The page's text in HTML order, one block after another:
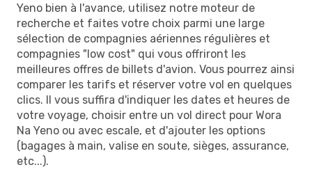
Yeno bien à l'avance, utilisez notre moteur de
recherche et faites votre choix parmi une large
sélection de compagnies aériennes régulières et
compagnies "low cost" qui vous offriront les
meilleures offres de billets d'avion. Vous pourrez ainsi
comparer les tarifs et réserver votre vol en quelques
clics. Il vous suffira d'indiquer les dates et heures de
votre voyage, choisir entre un vol direct pour Wora
Na Yeno ou avec escale, et d'ajouter les options
(bagages à main, valise en soute, sièges, assurance,
etc...).